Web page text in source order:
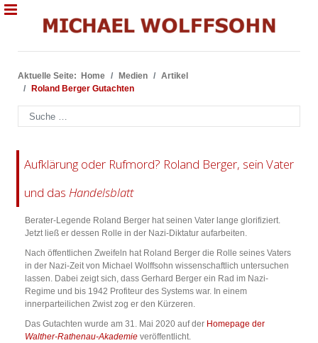
Aktuelle Seite: Home Medien
Artikel
Roland Berger Gutachten
Suchen
Aufklärung oder Rufmord? Roland Berger, sein Vater
und das Handelsblatt
Berater-Legende Roland Berger hat seinen Vater lange glorifiziert.
Jetzt ließ er dessen Rolle in der Nazi-Diktatur aufarbeiten.
Nach öffentlichen Zweifeln hat Roland Berger die Rolle seines Vaters
in der Nazi-Zeit von Michael Wolffsohn wissenschaftlich untersuchen
lassen. Dabei zeigt sich, dass Gerhard Berger ein Rad im Nazi-
Regime und bis 1942 Profiteur des Systems war. In einem
innerparteilichen Zwist zog er den Kürzeren.
Das Gutachten wurde am 31. Mai 2020 auf der Homepage der
Walther-Rathenau-Akademie veröffentlicht.